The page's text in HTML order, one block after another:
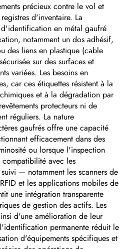
précieux contre le vol et
d'inventaire. La
en métal gaufré
notamment un dos adhésif,
des liens en plastique (cable
sur des surfaces et
variées. Les besoins en
car ces étiquettes résistent à la
et à la dégradation par
protecteurs ni de
réguliers. La nature
gaufrés offre une capacité
efficacement dans des
ou lorsque l'inspection
avec les
— notamment les scanners de
et les applications mobiles de
une intégration transparente
de gestion des actifs. Les
d'une amélioration de leur
permanente réduit le
d'équipements spécifiques et